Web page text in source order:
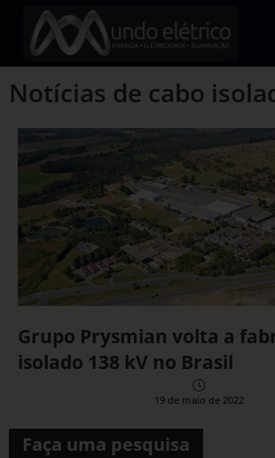
Notícias de cabo
Grupo Prysmian volta a
isolado 138 kV no Brasil
19 de maio de 2022
Faça uma pesquisa